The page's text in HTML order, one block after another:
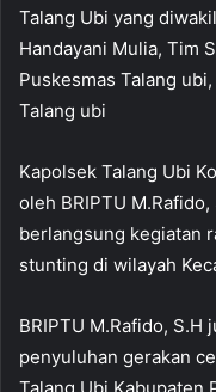
Talang Ubi yang
Handayani Mulia, Tim
Puskesmas Talang
Talang ubi
Kapolsek Talang Ubi
oleh BRIPTU
berlangsung kegiatan
stunting di wilayah
BRIPTU M.Rafido, S.H
penyuluhan gerakan